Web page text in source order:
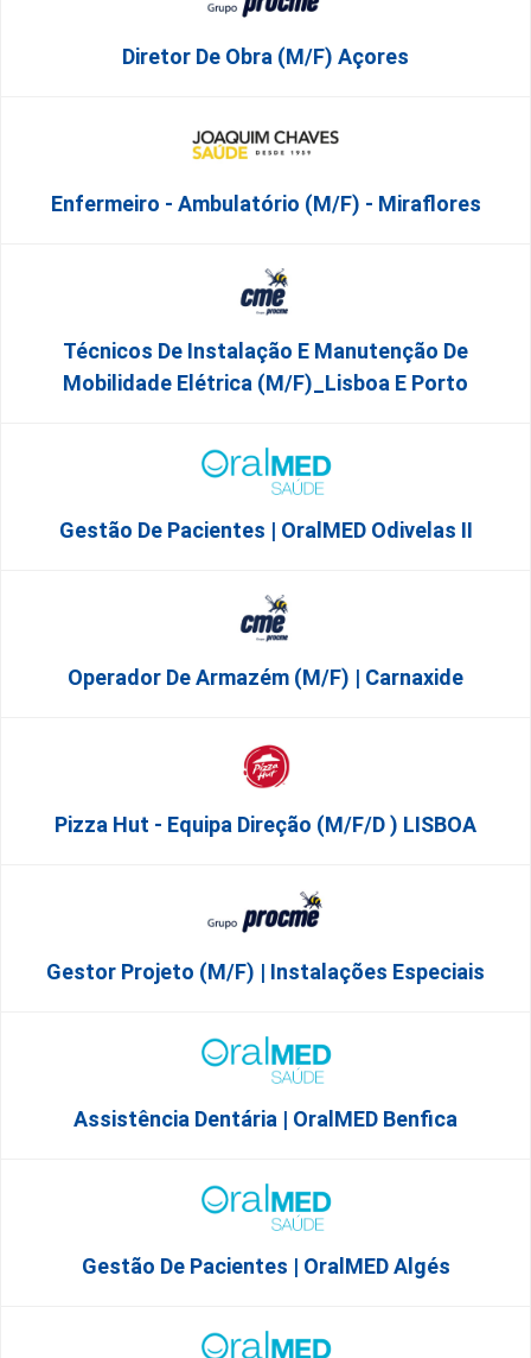
Diretor De Obra (m/f) Açores
Enfermeiro - Ambulatório (M/F) - Miraflores
Técnicos De Instalação E Manutenção De
Mobilidade Elétrica (m/f)_Lisboa E Porto
Gestão De Pacientes | OralMED Odivelas II
Operador De Armazém (m/f) | Carnaxide
Pizza Hut - Equipa Direção (m/f/d ) LISBOA
Gestor Projeto (m/f) | Instalações Especiais
Assistência Dentária | OralMED Benfica
Gestão De Pacientes | OralMED Algés